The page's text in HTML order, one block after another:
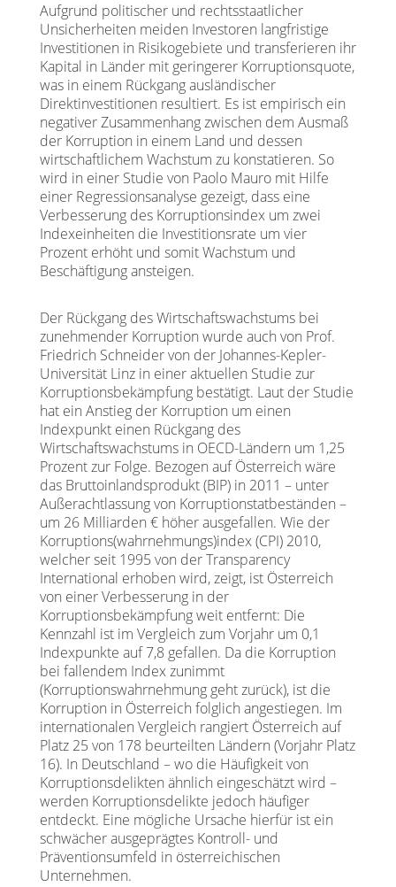
Aufgrund politischer und rechtsstaatlicher
Unsicherheiten meiden Investoren langfristige
Investitionen in Risikogebiete und transferieren ihr
Kapital in Länder mit geringerer Korruptionsquote,
was in einem Rückgang ausländischer
Direktinvestitionen resultiert. Es ist empirisch ein
negativer Zusammenhang zwischen dem Ausmaß
der Korruption in einem Land und dessen
wirtschaftlichem Wachstum zu konstatieren. So
wird in einer Studie von Paolo Mauro mit Hilfe
einer Regressionsanalyse gezeigt, dass eine
Verbesserung des Korruptionsindex um zwei
Indexeinheiten die Investitionsrate um vier
Prozent erhöht und somit Wachstum und
Beschäftigung ansteigen.
Der Rückgang des Wirtschaftswachstums bei
zunehmender Korruption wurde auch von Prof.
Friedrich Schneider von der Johannes-Kepler-
Universität Linz in einer aktuellen Studie zur
Korruptionsbekämpfung bestätigt. Laut der Studie
hat ein Anstieg der Korruption um einen
Indexpunkt einen Rückgang des
Wirtschaftswachstums in OECD-Ländern um 1,25
Prozent zur Folge. Bezogen auf Österreich wäre
das Bruttoinlandsprodukt (BIP) in 2011 – unter
Außerachtlassung von Korruptionstatbeständen –
um 26 Milliarden € höher ausgefallen. Wie der
Korruptions(wahrnehmungs)index (CPI) 2010,
welcher seit 1995 von der Transparency
International erhoben wird, zeigt, ist Österreich
von einer Verbesserung in der
Korruptionsbekämpfung weit entfernt: Die
Kennzahl ist im Vergleich zum Vorjahr um 0,1
Indexpunkte auf 7,8 gefallen. Da die Korruption
bei fallendem Index zunimmt
(Korruptionswahrnehmung geht zurück), ist die
Korruption in Österreich folglich angestiegen. Im
internationalen Vergleich rangiert Österreich auf
Platz 25 von 178 beurteilten Ländern (Vorjahr Platz
16). In Deutschland – wo die Häufigkeit von
Korruptionsdelikten ähnlich eingeschätzt wird –
werden Korruptionsdelikte jedoch häufiger
entdeckt. Eine mögliche Ursache hierfür ist ein
schwächer ausgeprägtes Kontroll- und
Präventionsumfeld in österreichischen
Unternehmen.